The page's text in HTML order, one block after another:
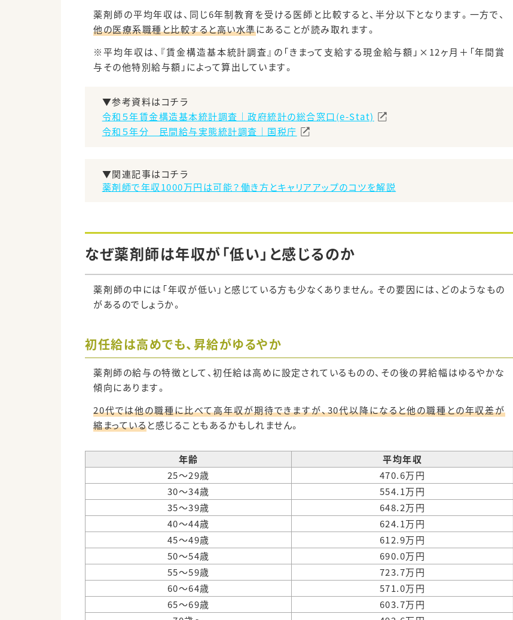
薬剤師の平均年収は、同じ6年制教育を受ける医師と比較すると、半分以下となります。一方で、
他の医療系職種と比較すると高い水準にあることが読み取れます。
※平均年収は、『賃金構造基本統計調査』の「きまって支給する現金給与額」×12ヶ月＋「年間賞
与その他特別給与額」によって算出しています。
▼参考資料はコチラ
令和５年賃金構造基本統計調査｜政府統計の総合窓口(e-Stat)
令和５年分 民間給与実態統計調査｜国税庁
▼関連記事はコチラ
薬剤師で年収1000万円は可能？働き方とキャリアアップのコツを解説
なぜ薬剤師は年収が「低い」と感じるのか
薬剤師の中には「年収が低い」と感じている方も少なくありません。その要因には、どのようなもの
があるのでしょうか。
初任給は高めでも、昇給がゆるやか
薬剤師の給与の特徴として、初任給は高めに設定されているものの、その後の昇給幅はゆるやかな
傾向にあります。
20代では他の職種に比べて高年収が期待できますが、30代以降になると他の職種との年収差が
縮まっていると感じることもあるかもしれません。
年齢
平均年収
25～29歳
470.6万円
30～34歳
554.1万円
35～39歳
648.2万円
40～44歳
624.1万円
45～49歳
612.9万円
50～54歳
690.0万円
55～59歳
723.7万円
60～64歳
571.0万円
65～69歳
603.7万円